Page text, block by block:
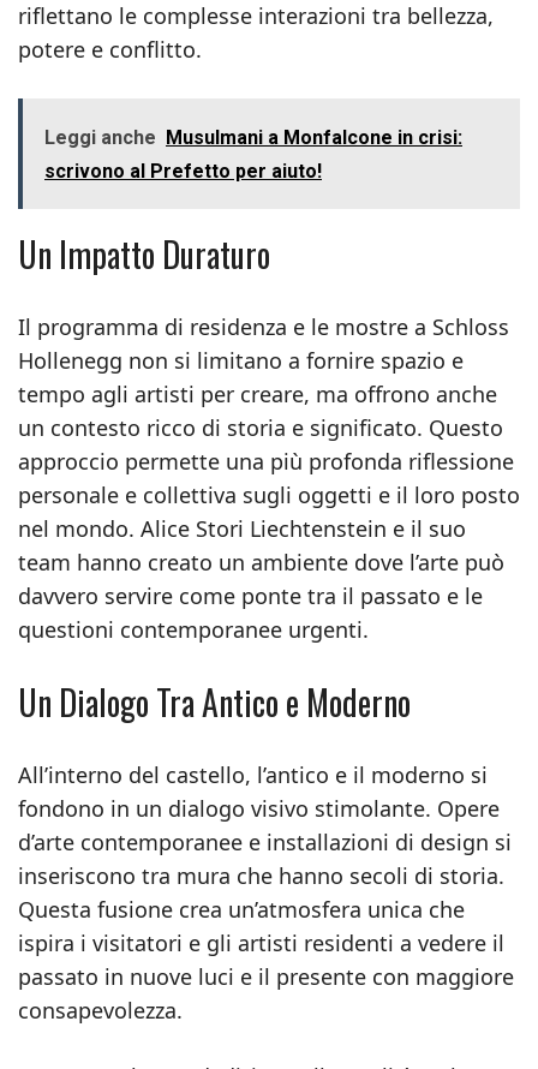
riflettano le complesse interazioni tra bellezza,
potere e conflitto.
Leggi anche Musulmani a Monfalcone in crisi:
scrivono al Prefetto per aiuto!
Un Impatto Duraturo
Il programma di residenza e le mostre a Schloss
Hollenegg non si limitano a fornire spazio e
tempo agli artisti per creare, ma offrono anche
un contesto ricco di storia e significato. Questo
approccio permette una più profonda riflessione
personale e collettiva sugli oggetti e il loro posto
nel mondo. Alice Stori Liechtenstein e il suo
team hanno creato un ambiente dove l’arte può
davvero servire come ponte tra il passato e le
questioni contemporanee urgenti.
Un Dialogo Tra Antico e Moderno
All’interno del castello, l’antico e il moderno si
fondono in un dialogo visivo stimolante. Opere
d’arte contemporanee e installazioni di design si
inseriscono tra mura che hanno secoli di storia.
Questa fusione crea un’atmosfera unica che
ispira i visitatori e gli artisti residenti a vedere il
passato in nuove luci e il presente con maggiore
consapevolezza.